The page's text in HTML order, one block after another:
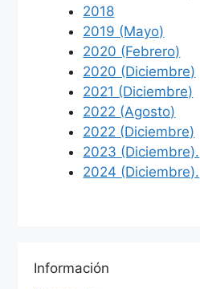
2018
2019 (Mayo)
2020 (Febrero)
2020 (Diciembre)
2021 (Diciembre)
2022 (Agosto)
2022 (Diciembre)
2023 (Diciembre).
2024 (Diciembre).
Información